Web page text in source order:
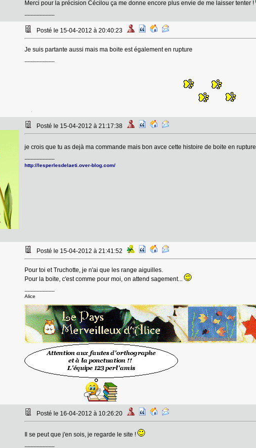
Merci pour la précision Cécilou ça me donne encore plus envie de me laisser tenter !
--------------------
Posté le 15-04-2012 à 20:40:23
Je suis partante aussi mais ma boite est également en rupture
--------------------
Posté le 15-04-2012 à 21:17:38
je crois que tu as dejà ma commande mais bon avce cette histoire de boite en rupture
--------------------
http://lesperlesdelaeti.over-blog.com/
Posté le 15-04-2012 à 21:41:52
Pour toi et Truchotte, je n'ai que les range aiguilles.
Pour la boite, c'est comme pour moi, on attend sagement...
--------------------
Alice
Posté le 16-04-2012 à 10:26:20
Il se peut que j'en sois, je regarde le site !
--------------------